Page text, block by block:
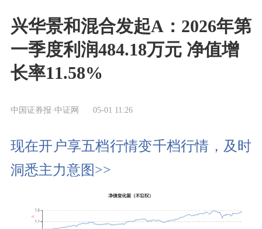
兴华景和混合发起A：2026年第
一季度利润484.18万元 净值增
长率11.58%
中国证券报·中证网 05-01 11:26
现在开户享五档行情变千档行情，及时
洞悉主力意图>>